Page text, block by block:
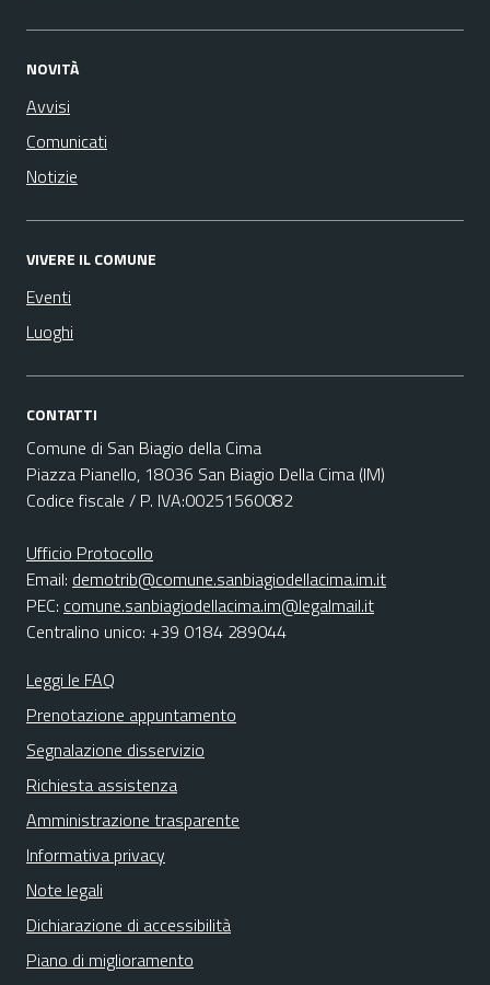
NOVITÀ
Avvisi
Comunicati
Notizie
VIVERE IL COMUNE
Eventi
Luoghi
CONTATTI
Comune di San Biagio della Cima
Piazza Pianello, 18036 San Biagio Della Cima (IM)
Codice fiscale / P. IVA:00251560082
Ufficio Protocollo
Email: demotrib@comune.sanbiagiodellacima.im.it
PEC: comune.sanbiagiodellacima.im@legalmail.it
Centralino unico: +39 0184 289044
Leggi le FAQ
Prenotazione appuntamento
Segnalazione disservizio
Richiesta assistenza
Amministrazione trasparente
Informativa privacy
Note legali
Dichiarazione di accessibilità
Piano di miglioramento